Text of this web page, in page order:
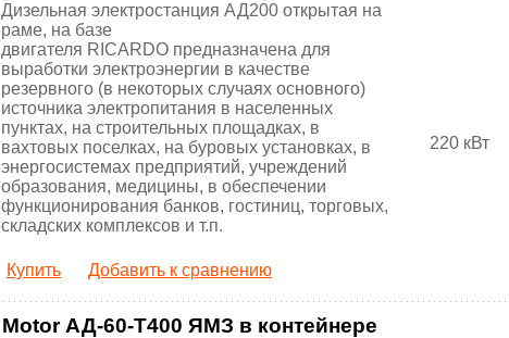
Дизельная электростанция АД200 открытая на
раме, на базе
двигателя RICARDO предназначена для
выработки электроэнергии в качестве
резервного (в некоторых случаях основного)
источника электропитания в населенных
пунктах, на строительных площадках, в
вахтовых поселках, на буровых установках, в
энергосистемах предприятий, учреждений
образования, медицины, в обеспечении
функционирования банков, гостиниц, торговых,
складских комплексов и т.п.
Купить Добавить к сравнению
220 кВт
Motor АД-60-Т400 ЯМЗ в контейнере